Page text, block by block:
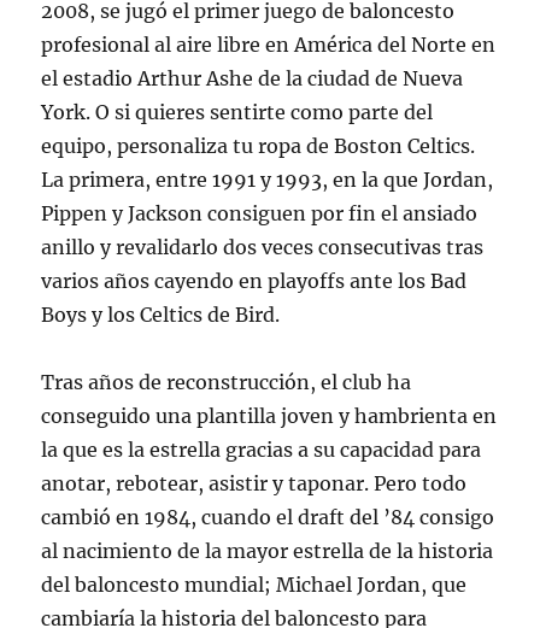
2008, se jugó el primer juego de baloncesto
profesional al aire libre en América del Norte en
el estadio Arthur Ashe de la ciudad de Nueva
York. O si quieres sentirte como parte del
equipo, personaliza tu ropa de Boston Celtics.
La primera, entre 1991 y 1993, en la que Jordan,
Pippen y Jackson consiguen por fin el ansiado
anillo y revalidarlo dos veces consecutivas tras
varios años cayendo en playoffs ante los Bad
Boys y los Celtics de Bird.
Tras años de reconstrucción, el club ha
conseguido una plantilla joven y hambrienta en
la que es la estrella gracias a su capacidad para
anotar, rebotear, asistir y taponar. Pero todo
cambió en 1984, cuando el draft del ’84 consigo
al nacimiento de la mayor estrella de la historia
del baloncesto mundial; Michael Jordan, que
cambiaría la historia del baloncesto para